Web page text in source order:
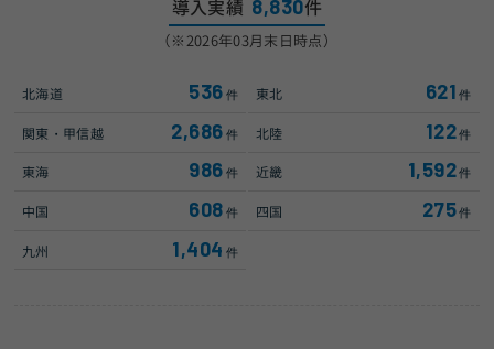
導入実績 8,830件
（※2026年03月末日時点）
北海道 536 東北 621
関東・甲信越 2,686 北陸 122
東海 986 近畿 1,592
中国 608 四国 275
九州 1,404